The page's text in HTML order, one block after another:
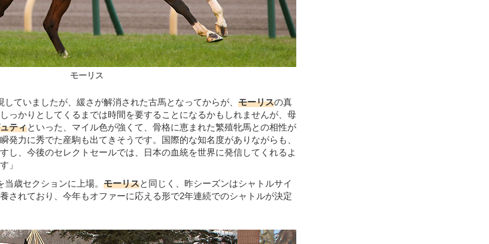
モーリス
していましたが、緩さが解消された古馬となってからが、 モーリスの真
っかりとしてくるまでは時間を要することになるかもしれませんが、母
ティといった、マイル色が強くて、骨格に恵まれた繁殖牝馬との相性が
発力に秀でた産駒も出てきそうです。国際的な知名度がありながらも、
し、今後のセレクトセールでは、日本の血統を世界に発信してくれるよ
」
当歳セクションに上場。 モーリスと同じく、昨シーズンはシャトルサイ
されており、今年もオファーに応える形で2年連続でのシャトルが決定